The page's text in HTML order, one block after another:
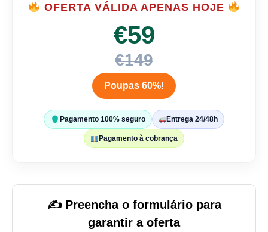
OFERTA VÁLIDA APENAS HOJE
€59
€149
Poupas 60%!
Pagamento 100% seguro Entrega 24/48h
Pagamento à cobrança
✍️ Preencha o formulário para
garantir a oferta